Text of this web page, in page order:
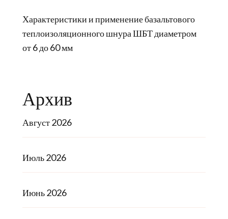
Характеристики и применение базальтового
теплоизоляционного шнура ШБТ диаметром
от 6 до 60 мм
Архив
Август 2026
Июль 2026
Июнь 2026